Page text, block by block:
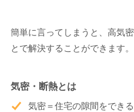
簡単に言ってしまうと、高気
とで解決することができます。
気密・断熱とは
気密＝住宅の隙間をでき